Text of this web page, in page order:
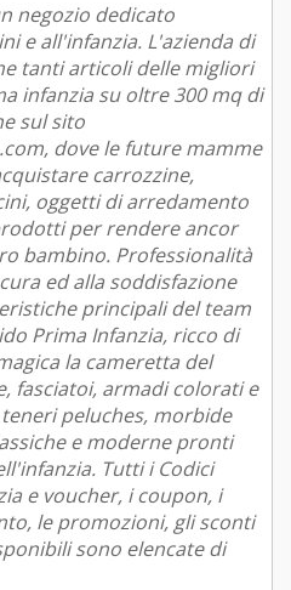
negozio dedicato
e all'infanzia. L'azienda di
tanti articoli delle migliori
infanzia su oltre 300 mq di
sul sito
dove le future mamme
carrozzine,
oggetti di arredamento
per rendere ancor
bambino. Professionalità
ed alla soddisfazione
principali del team
Prima Infanzia, ricco di
la cameretta del
fasciatoi, armadi colorati e
peluches, morbide
e moderne pronti
Tutti i Codici
e voucher, i coupon, i
le promozioni, gli sconti
sono elencate di